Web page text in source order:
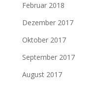
Februar 2018
Dezember 2017
Oktober 2017
September 2017
August 2017